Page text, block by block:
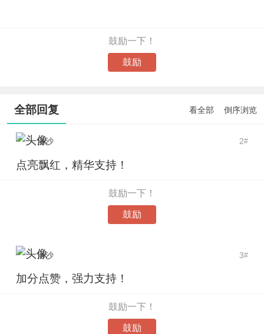
鼓励一下！
鼓励
全部回复 看全部 倒序浏览
2#
洛沙
点亮飘红，精华支持！
鼓励一下！
鼓励
3#
洛沙
加分点赞，强力支持！
鼓励一下！
鼓励